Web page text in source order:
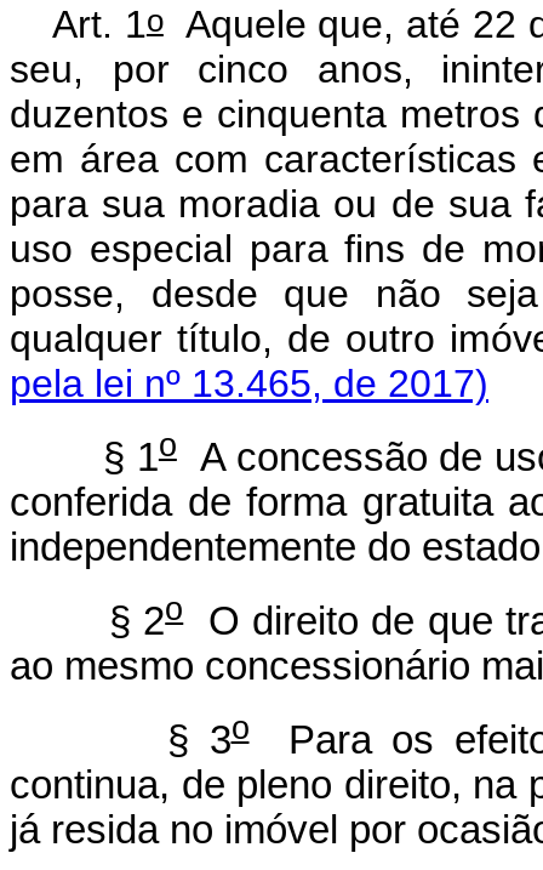
Art. 1oAquele que, até 22
seu, por cinco anos,
duzentos e cinquenta metros
em área com
para sua moradia ou de sua
uso especial para fins de
posse, desde que não
qualquer título, de outro
pela lei nº 13.465, de 2017)
§ 1oA concessão de
conferida de forma gratuita
independentemente do
§ 2oO direito de que
ao mesmo concessionário
§ 3oPara os
continua, de pleno direito, na
já resida no imóvel por